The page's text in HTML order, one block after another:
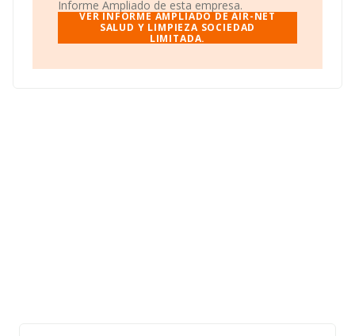
nacional alcanza los 18.645 millones de euros y el
promedio de la facturación de ventas entre todas las
compañías asciende a los 1 millón de euros. En relación
base de datos INFORMA constan 201 empresas, cuyas
Informe Ampliado de esta empresa.
VER INFORME AMPLIADO DE AIR-NET
SALUD Y LIMPIEZA SOCIEDAD
LIMITADA.